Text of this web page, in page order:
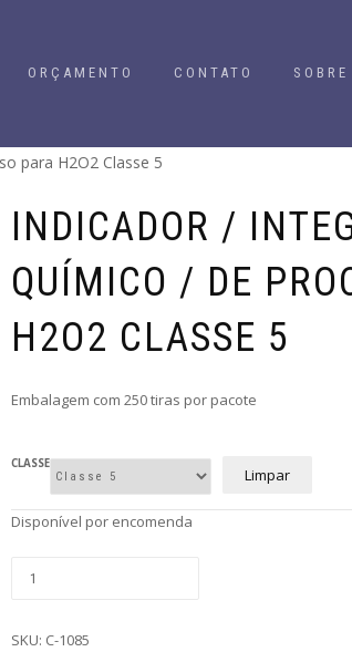
ORÇAMENTO CONTATO SOBRE
para H2O2 Classe 5
INDICADOR /
QUÍMICO / DE
H2O2 CLASSE 5
Embalagem com 250 tiras por pacote
CLASSE
Limpar
Disponível por encomenda
SKU: C-1085